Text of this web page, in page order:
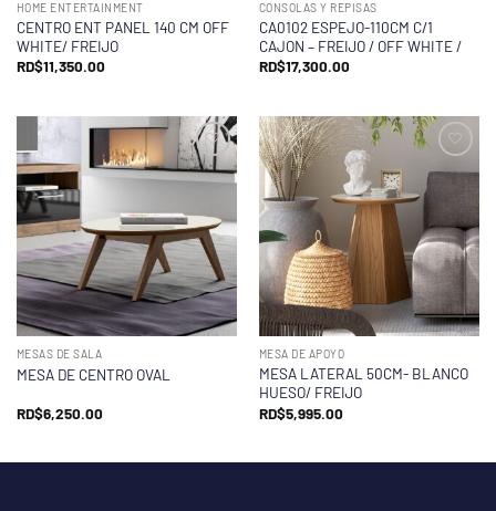
HOME ENTERTAINMENT
CENTRO ENT PANEL 140 CM OFF
WHITE/ FREIJO
RD$11,350.00
CONSOLAS Y REPISAS
CA0102 ESPEJO-110CM C/1
CAJON – FREIJO / OFF WHITE /
RD$17,300.00
MESAS DE SALA
MESA DE CENTRO OVAL
RD$6,250.00
MESA DE APOYO
MESA LATERAL 50CM- BLANCO
HUESO/ FREIJO
RD$5,995.00